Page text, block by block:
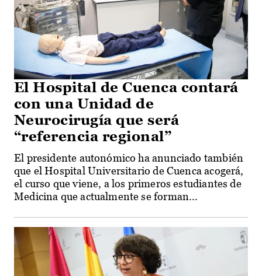
El Hospital de Cuenca contará
con una Unidad de
Neurocirugía que será
“referencia regional”
El presidente autonómico ha anunciado también
que el Hospital Universitario de Cuenca acogerá,
el curso que viene, a los primeros estudiantes de
Medicina que actualmente se forman...